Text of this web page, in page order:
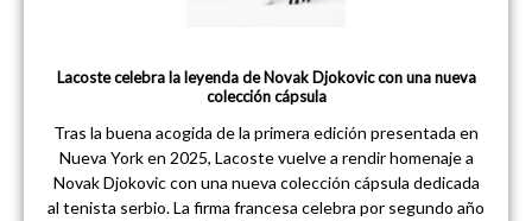
Lacoste celebra la leyenda de Novak Djokovic con una nueva
colección cápsula
Tras la buena acogida de la primera edición presentada en
Nueva York en 2025, Lacoste vuelve a rendir homenaje a
Novak Djokovic con una nueva colección cápsula dedicada
al tenista serbio. La firma francesa celebra por segundo año